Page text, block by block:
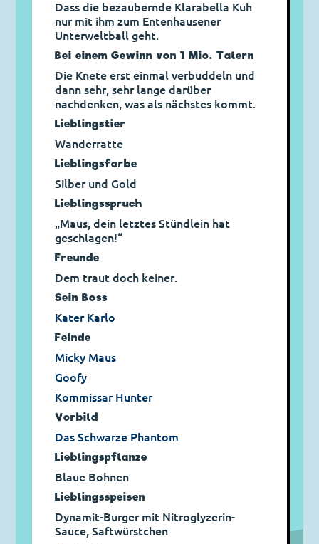
Dass die bezaubernde Klarabella Kuh
nur mit ihm zum Entenhausener
Unterweltball geht.
Bei einem Gewinn von 1 Mio. Talern
Die Knete erst einmal verbuddeln und
dann sehr, sehr lange darüber
nachdenken, was als nächstes kommt.
Lieblingstier
Wanderratte
Lieblingsfarbe
Silber und Gold
Lieblings­spruch
„Maus, dein letztes Stündlein hat
geschlagen!“
Freunde
Dem traut doch keiner.
Sein Boss
Kater Karlo
Feinde
Micky Maus
Goofy
Kommissar Hunter
Vorbild
Das Schwarze Phantom
Lieblingspflanze
Blaue Bohnen
Lieblingsspeisen
Dynamit-Burger mit Nitroglyzerin-
Sauce, Saftwürstchen